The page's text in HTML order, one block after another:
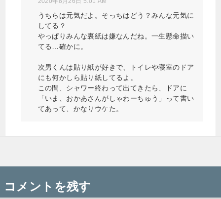
うちらは元気だよ。そっちはどう？みんな元気に
してる？
やっぱりみんな裏紙は嫌なんだね。一生懸命描い
てる…確かに。
次男くんは貼り紙が好きで、トイレや寝室のドア
にも何かしら貼り紙してるよ。
この間、シャワー終わって出てきたら、ドアに
「いま、おかあさんがしゃわーちゅう」って書い
てあって、かなりウケた。
コメントを残す